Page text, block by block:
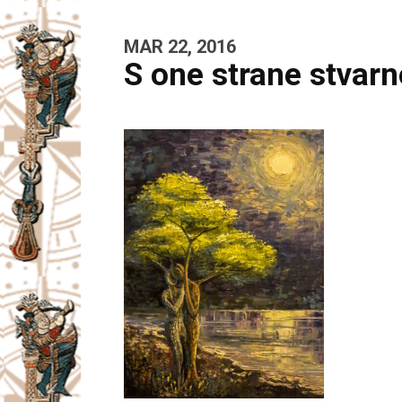
MAR 22, 2016
S one strane